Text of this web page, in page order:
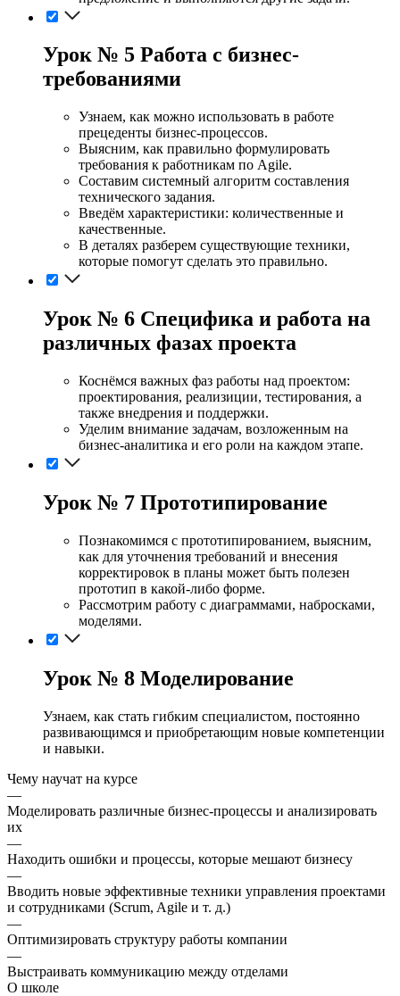
Урок № 5 Работа с бизнес-
требованиями
Узнаем, как можно использовать в работе
прецеденты бизнес-процессов.
Выясним, как правильно формулировать
требования к работникам по Agile.
Составим системный алгоритм составления
технического задания.
Введём характеристики: количественные и
качественные.
В деталях разберем существующие техники,
которые помогут сделать это правильно.
Урок № 6 Специфика и работа на
различных фазах проекта
Коснёмся важных фаз работы над проектом:
проектирования, реализиции, тестирования, а
также внедрения и поддержки.
Уделим внимание задачам, возложенным на
бизнес-аналитика и его роли на каждом этапе.
Урок № 7 Прототипирование
Познакомимся с прототипированием, выясним,
как для уточнения требований и внесения
корректировок в планы может быть полезен
прототип в какой-либо форме.
Рассмотрим работу с диаграммами, набросками,
моделями.
Урок № 8 Моделирование
Узнаем, как стать гибким специалистом, постоянно
развивающимся и приобретающим новые компетенции
и навыки.
Чему научат на курсе
—
Моделировать различные бизнес-процессы и анализировать
их
—
Находить ошибки и процессы, которые мешают бизнесу
—
Вводить новые эффективные техники управления проектами
и сотрудниками (Scrum, Agile и т. д.)
—
Оптимизировать структуру работы компании
—
Выстраивать коммуникацию между отделами
О школе